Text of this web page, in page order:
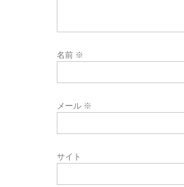
名前 ※
メール ※
サイト